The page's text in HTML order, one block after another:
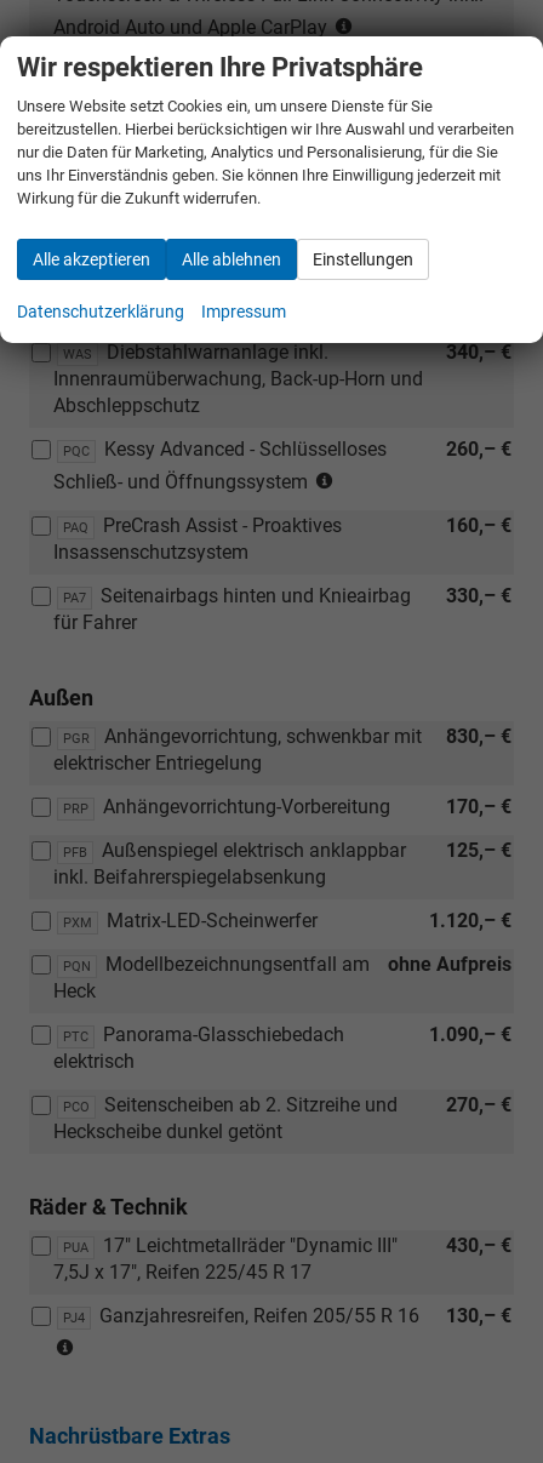
Android Auto und Apple CarPlay
Verbindung
mit:
[PFK]
Full
Virtual
-
Volldigitales
Kombiinstrument
10,25?
TFT
Instrumententafel
Funktionen
)
PWD
Nebelscheinwerfer mit Abbiegelicht-
Funktion in LED-Technologie
PNS 440,– €
SEAT Premium Soundsystem (mit
Subwoofer), 340W Gesamtleistung
Wireless Full Link Connectivity inkl.
Android Auto und Apple CarPlay
Sicherheit & Assistenz
WAS 340,– €
Diebstahlwarnanlage inkl.
Innenraumüberwachung, Back-up-Horn und
Abschleppschutz
PQC 260,– €
Kessy Advanced - Schlüsselloses
Schließ- und Öffnungssystem
Verbindung
[WAS]
Diebstahlwarnanlage
Horn
Abschleppschutz)
PAQ 160,– €
PreCrash Assist - Proaktives
Insassenschutzsystem
PA7 330,– €
Seitenairbags hinten und Knieairbag
für Fahrer
Außen
PGR 830,– €
Anhängevorrichtung, schwenkbar mit
elektrischer Entriegelung
PRP 170,– €
Anhängevorrichtung-Vorbereitung
PFB 125,– €
Außenspiegel elektrisch anklappbar
inkl. Beifahrerspiegelabsenkung
PXM 1.120,– €
Matrix-LED-Scheinwerfer
PQN ohne Aufpreis
Modellbezeichnungsentfall am
Heck
PTC 1.090,– €
Panorama-Glasschiebedach
elektrisch
PCO 270,– €
Seitenscheiben ab 2. Sitzreihe und
Heckscheibe dunkel getönt
Räder & Technik
PUA 430,– €
17" Leichtmetallräder "Dynamic III"
7,5J x 17", Reifen 225/45 R 17
PJ4 130,– €
Ganzjahresreifen, Reifen 205/55 R 16
mit:
[PUA]
Nachrüstbare Extras
Wir respektieren Ihre Privatsphäre
Unsere Website setzt Cookies ein, um unsere Dienste für Sie
bereitzustellen. Hierbei berücksichtigen wir Ihre Auswahl und verarbeiten
nur die Daten für Marketing, Analytics und Personalisierung, für die Sie
uns Ihr Einverständnis geben. Sie können Ihre Einwilligung jederzeit mit
Wirkung für die Zukunft widerrufen.
Alle akzeptieren Alle ablehnen Einstellungen
Datenschutzerklärung Impressum